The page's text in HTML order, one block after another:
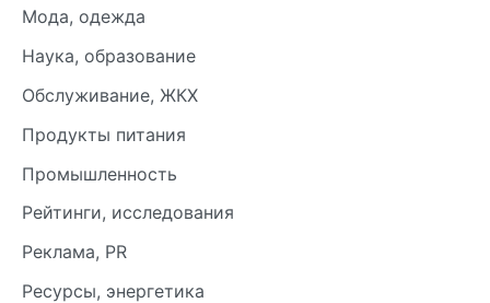
Мода, одежда
Наука, образование
Обслуживание, ЖКХ
Продукты питания
Промышленность
Рейтинги, исследования
Реклама, PR
Ресурсы, энергетика